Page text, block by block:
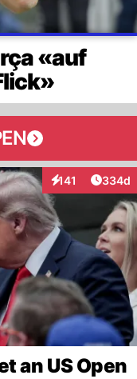
«auf
141
Interaktionen334d
an US Open